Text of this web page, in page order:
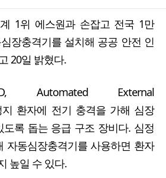
1위 에스원과 손잡고 전국 1만
장충격기를 설치해 공공 안전 인
20일 밝혔다.
Automated External
환자에 전기 충격을 가해 심장
록 돕는 응급 구조 장비다. 심정
자동심장충격기를 사용하면 환자
높일 수 있다.